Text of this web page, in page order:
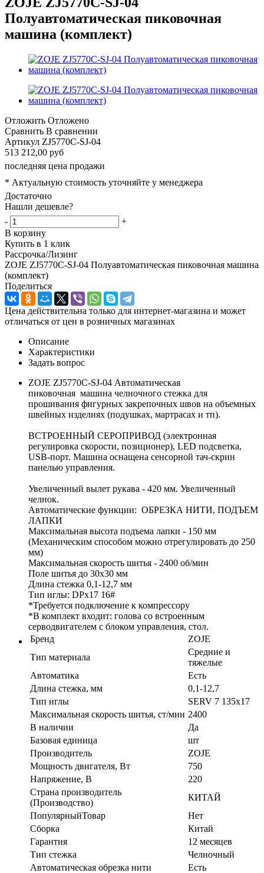
Полуавтоматическая пиковочная
машина (комплект)
Отложить Отложено
Сравнить В сравнении
Артикул ZJ5770C-SJ-04
513 212,00 руб
последняя цена продажи
* Актуальную стоимость уточняйте у менеджера
Достаточно
Нашли дешевле?
-
+
В корзину
Купить в 1 клик
Рассрочка/Лизинг
ZOJE ZJ5770C-SJ-04 Полуавтоматическая пиковочная машина
(комплект)
Поделиться
Цена действительна только для интернет-магазина и может
отличаться от цен в розничных магазинах
Описание
Характеристики
Задать вопрос
ZOJE ZJ5770C-SJ-04 Автоматическая
пиковочная машина челночного стежка для
прошивания фигурных закрепочных швов на объемных
швейных изделиях (подушках, мартрасах и тп).
ВСТРОЕННЫЙ СЕРОПРИВОД (электронная
регулировка скорости, позиционер), LED подсветка,
USB-порт. Машина оснащена сенсорной тач-скрин
панелью управления.
Увеличенный вылет рукава - 420 мм. Увеличенный
челнок.
Автоматические функции: ОБРЕЗКА НИТИ, ПОДЪЕМ
ЛАПКИ
Максимальная высота подъема лапки - 150 мм
(Механическим способом можно отрегулировать до 250
мм)
Максимальная скорость шитья - 2400 об/мин
Поле шитья до 30х30 мм
Длина стежка 0,1-12,7 мм
Тип иглы: DPx17 16#
*Требуется подключение к компрессору
*В комплект входит: голова со встроенным
серводвигателем с блоком управления, стол.
Бренд
ZOJE
Тип материала
Средние и
тяжелые
Автоматика
Есть
Длина стежка, мм
0,1-12,7
Тип иглы
SERV 7 135x17
Максимальная скорость шитья, ст/мин 2400
В наличии
Да
Базовая единица
шт
Производитель
ZOJE
Мощность двигателя, Вт
750
Напряжение, В
220
Страна производитель
(Производство)
КИТАЙ
ПопулярныйТовар
Нет
Сборка
Китай
Гарантия
12 месяцев
Тип стежка
Челночный
Автоматическая обрезка нити
Есть